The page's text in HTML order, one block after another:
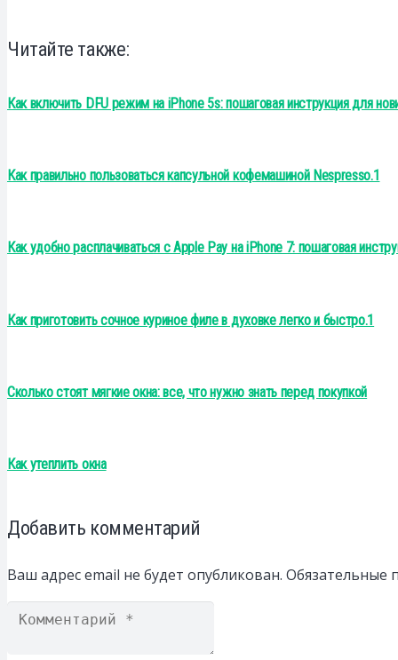
Читайте также:
Как включить DFU режим на iPhone 5s: пошаговая инструкция для
Как правильно пользоваться капсульной кофемашиной Nespresso.1
Как удобно расплачиваться с Apple Pay на iPhone 7: пошаговая
Как приготовить сочное куриное филе в духовке легко и быстро.1
Сколько стоят мягкие окна: все, что нужно знать перед покупкой
Как утеплить окна
Добавить комментарий
Ваш адрес email не будет опубликован. Обязательные